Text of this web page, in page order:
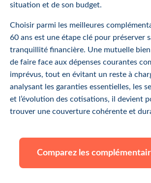
situation et de son budget.
Choisir parmi les meilleures
60 ans est une étape clé pour préserver
tranquillité financière. Une mutuelle
de faire face aux dépenses courantes
imprévus, tout en évitant un reste à
analysant les garanties essentielles, les
et l’évolution des cotisations, il devient
trouver une couverture cohérente et
Comparez les